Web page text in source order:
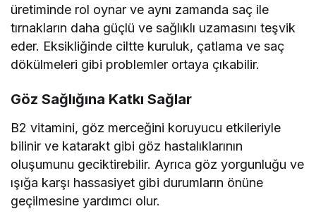
üretiminde rol oynar ve aynı zamanda saç ile
tırnakların daha güçlü ve sağlıklı uzamasını teşvik
eder. Eksikliğinde ciltte kuruluk, çatlama ve saç
dökülmeleri gibi problemler ortaya çıkabilir.
Göz Sağlığına Katkı Sağlar
B2 vitamini, göz merceğini koruyucu etkileriyle
bilinir ve katarakt gibi göz hastalıklarının
oluşumunu geciktirebilir. Ayrıca göz yorgunluğu ve
ışığa karşı hassasiyet gibi durumların önüne
geçilmesine yardımcı olur.